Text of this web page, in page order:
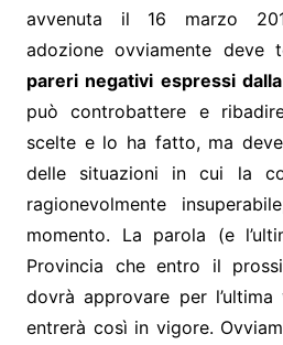
avvenuta il 16 marzo
adozione ovviamente
pareri negativi espressi
può controbattere e
scelte e lo ha fatto, ma
delle situazioni in cui la
ragionevolmente
momento. La parola (e
Provincia che entro il
dovrà approvare per
entrerà così in vigore.